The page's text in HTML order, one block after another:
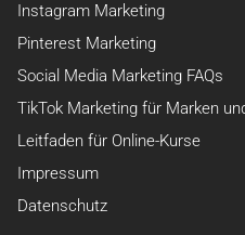
Instagram Marketing
Pinterest Marketing
Social Media Marketing FAQs
TikTok Marketing für Marken
Leitfaden für Online-Kurse
Impressum
Datenschutz